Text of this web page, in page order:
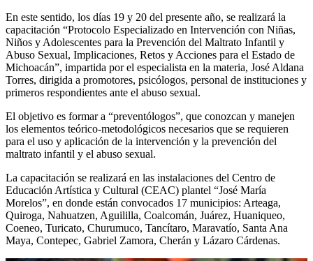
En este sentido, los días 19 y 20 del presente año, se realizará la
capacitación “Protocolo Especializado en Intervención con Niñas,
Niños y Adolescentes para la Prevención del Maltrato Infantil y
Abuso Sexual, Implicaciones, Retos y Acciones para el Estado de
Michoacán”, impartida por el especialista en la materia, José Aldana
Torres, dirigida a promotores, psicólogos, personal de instituciones y
primeros respondientes ante el abuso sexual.
El objetivo es formar a “preventólogos”, que conozcan y manejen
los elementos teórico-metodológicos necesarios que se requieren
para el uso y aplicación de la intervención y la prevención del
maltrato infantil y el abuso sexual.
La capacitación se realizará en las instalaciones del Centro de
Educación Artística y Cultural (CEAC) plantel “José María
Morelos”, en donde están convocados 17 municipios: Arteaga,
Quiroga, Nahuatzen, Aguililla, Coalcomán, Juárez, Huaniqueo,
Coeneo, Turicato, Churumuco, Tancítaro, Maravatío, Santa Ana
Maya, Contepec, Gabriel Zamora, Cherán y Lázaro Cárdenas.